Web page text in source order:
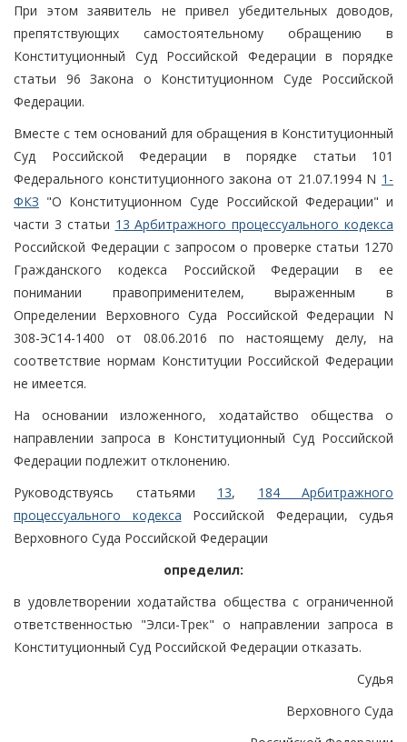
При этом заявитель не привел убедительных доводов,
препятствующих самостоятельному обращению в
Конституционный Суд Российской Федерации в порядке
статьи 96 Закона о Конституционном Суде Российской
Федерации.
Вместе с тем оснований для обращения в Конституционный
Суд Российской Федерации в порядке статьи 101
Федерального конституционного закона от 21.07.1994 N 1-
ФКЗ "О Конституционном Суде Российской Федерации" и
части 3 статьи 13 Арбитражного процессуального кодекса
Российской Федерации с запросом о проверке статьи 1270
Гражданского кодекса Российской Федерации в ее
понимании правоприменителем, выраженным в
Определении Верховного Суда Российской Федерации N
308-ЭС14-1400 от 08.06.2016 по настоящему делу, на
соответствие нормам Конституции Российской Федерации
не имеется.
На основании изложенного, ходатайство общества о
направлении запроса в Конституционный Суд Российской
Федерации подлежит отклонению.
Руководствуясь статьями 13, 184 Арбитражного
процессуального кодекса Российской Федерации, судья
Верховного Суда Российской Федерации
определил:
в удовлетворении ходатайства общества с ограниченной
ответственностью "Элси-Трек" о направлении запроса в
Конституционный Суд Российской Федерации отказать.
Судья
Верховного Суда